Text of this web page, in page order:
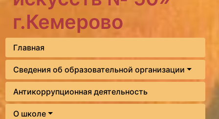
г.Кемерово
Главная
Сведения об образовательной организации
Антикоррупционная деятельность
О школе